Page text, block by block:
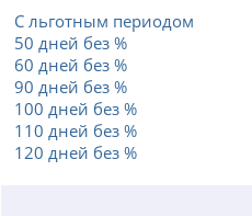
С льготным периодом
50 дней без %
60 дней без %
90 дней без %
100 дней без %
110 дней без %
120 дней без %